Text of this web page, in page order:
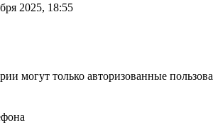
2025, 18:55
могут только авторизованные